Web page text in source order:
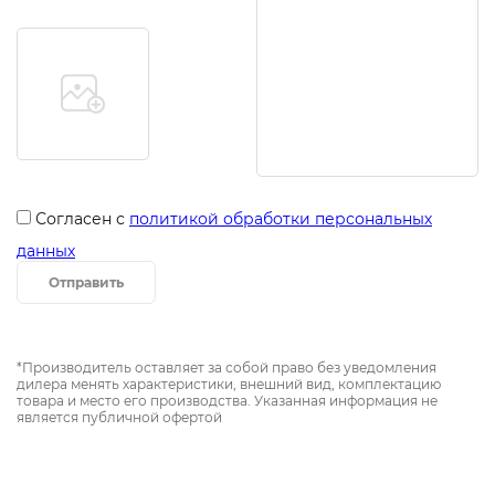
Согласен с политикой обработки персональных
данных
Отправить
*Производитель оставляет за собой право без уведомления
дилера менять характеристики, внешний вид, комплектацию
товара и место его производства. Указанная информация не
является публичной офертой